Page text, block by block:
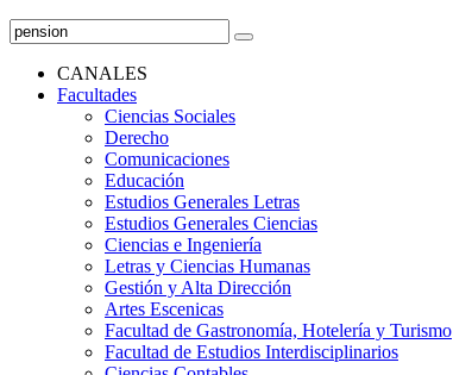
CANALES
Facultades
Ciencias Sociales
Derecho
Comunicaciones
Educación
Estudios Generales Letras
Estudios Generales Ciencias
Ciencias e Ingeniería
Letras y Ciencias Humanas
Gestión y Alta Dirección
Artes Escenicas
Facultad de Gastronomía, Hotelería y Turismo
Facultad de Estudios Interdisciplinarios